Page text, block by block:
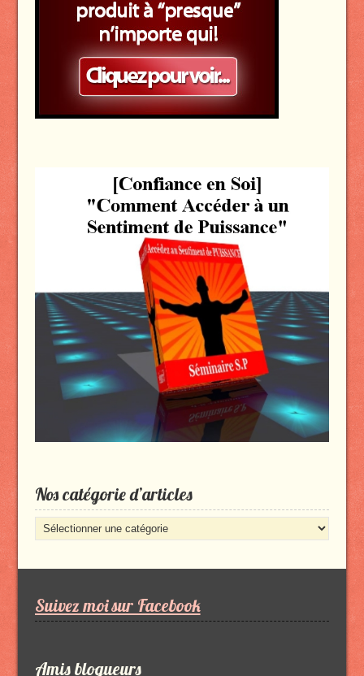
Nos catégorie d’articles
Nos
catégorie
Suivez moi sur Facebook
Amis blogueurs